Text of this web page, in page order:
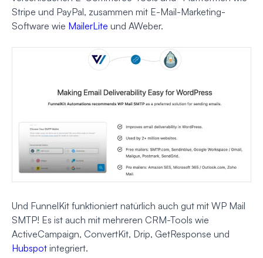
Stripe und PayPal, zusammen mit E-Mail-Marketing-
Software wie MailerLite und AWeber.
Und FunnelKit funktioniert natürlich auch gut mit WP Mail
SMTP! Es ist auch mit mehreren CRM-Tools wie
ActiveCampaign, ConvertKit, Drip, GetResponse und
Hubspot integriert.